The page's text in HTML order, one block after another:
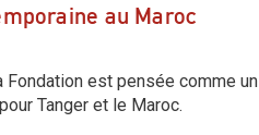
au Maroc
Fondation est pensée comme
Tanger et le Maroc.